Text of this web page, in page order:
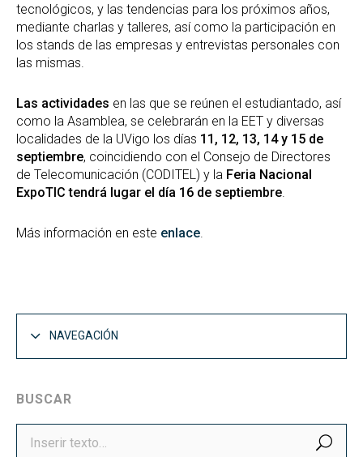
tecnológicos, y las tendencias para los próximos años,
mediante charlas y talleres, así como la participación en
los stands de las empresas y entrevistas personales con
las mismas.
Las actividades en las que se reúnen el estudiantado, así
como la Asamblea, se celebrarán en la EET y diversas
localidades de la UVigo los días 11, 12, 13, 14 y 15 de
septiembre, coincidiendo con el Consejo de Directores
de Telecomunicación (CODITEL) y la Feria Nacional
ExpoTIC tendrá lugar el día 16 de septiembre.
Más información en este enlace.
NAVEGACIÓN
BUSCAR